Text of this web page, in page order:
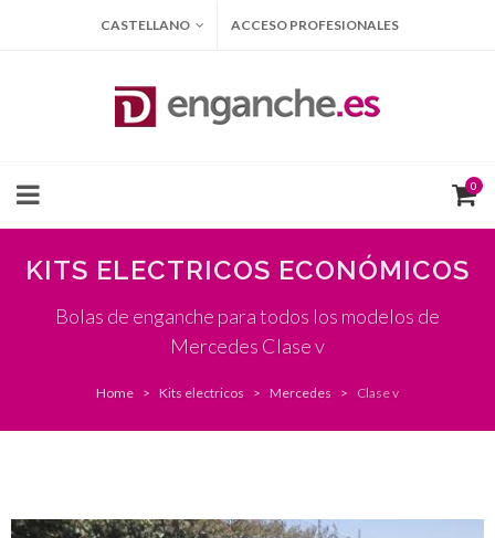
CASTELLANO ACCESO PROFESIONALES
0
KITS ELECTRICOS ECONÓMICOS
Bolas de enganche para todos los modelos de
Mercedes Clase v
Home Kits electricos Mercedes Clase v